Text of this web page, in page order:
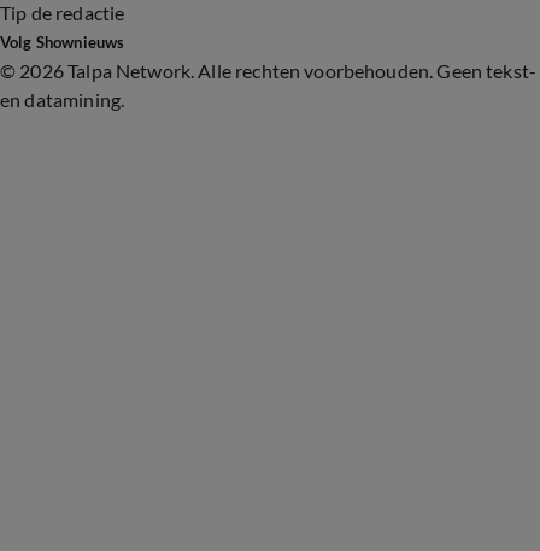
Tip de redactie
Volg Shownieuws
© 2026 Talpa Network. Alle rechten voorbehouden. Geen tekst-
en datamining.